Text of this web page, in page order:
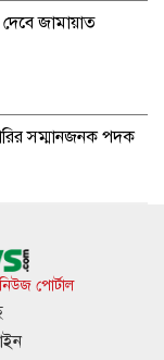
দেবে জামায়াত
সম্মানজনক পদক
আহমদকে গুম
পোর্টাল